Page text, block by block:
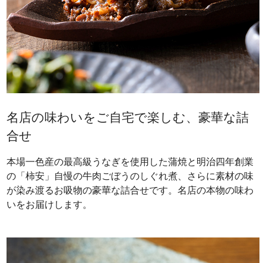
名店の味わいをご自宅で楽しむ、豪華な詰
合せ
本場一色産の最高級うなぎを使用した蒲焼と明治四年創業
の「柿安」自慢の牛肉ごぼうのしぐれ煮、さらに素材の味
が染み渡るお吸物の豪華な詰合せです。名店の本物の味わ
いをお届けします。